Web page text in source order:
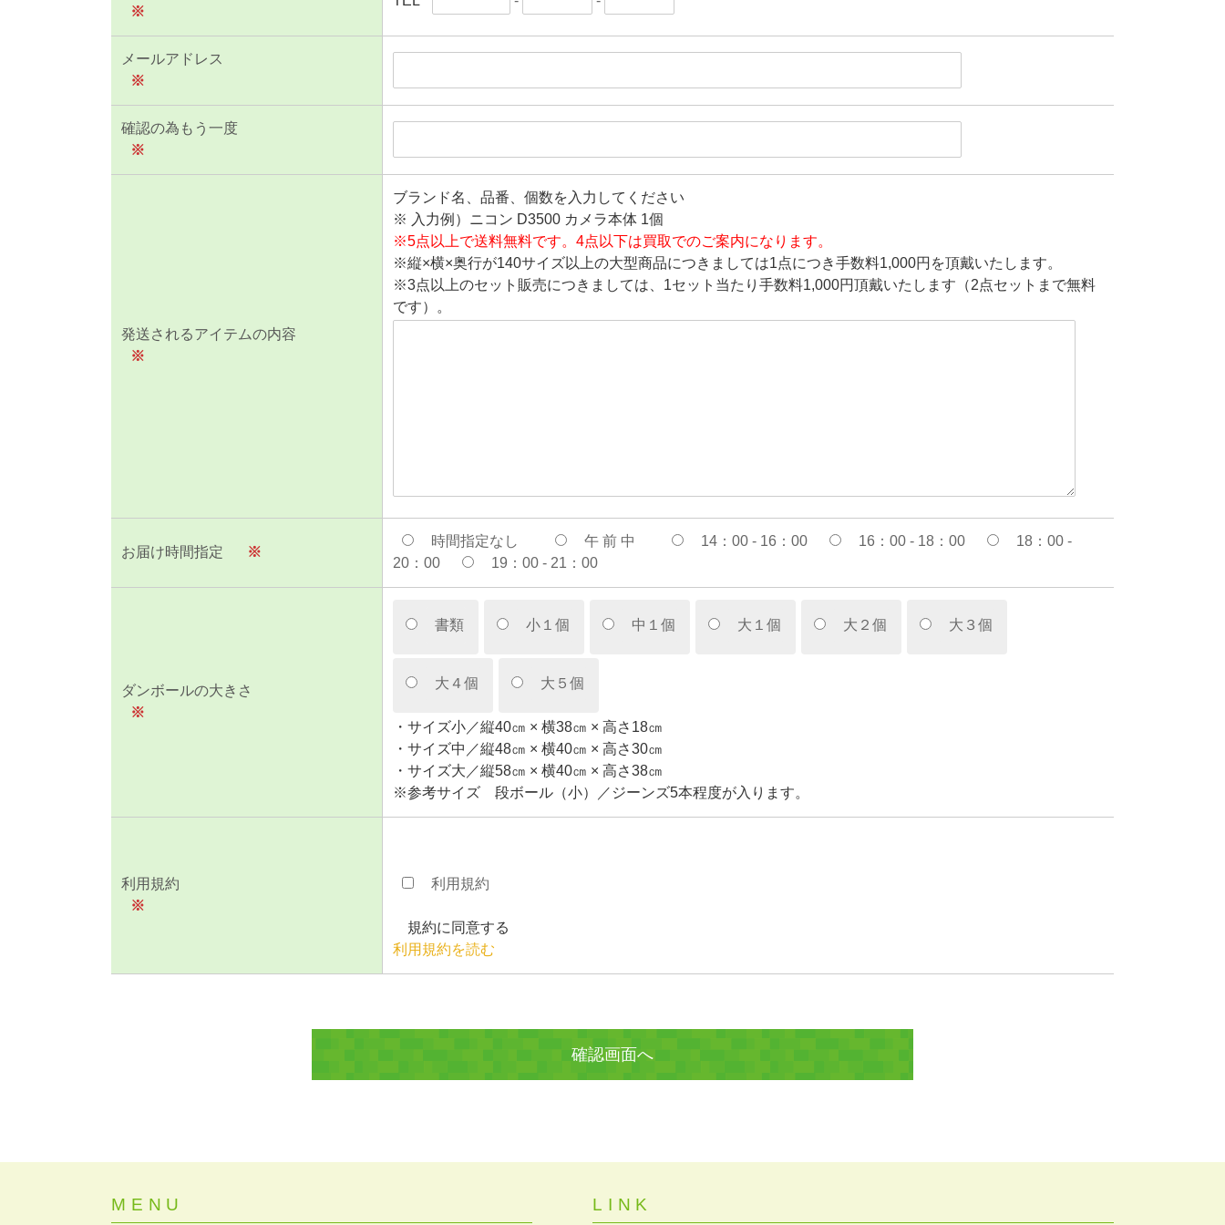
※
メールアドレス
※
確認の為もう一度
※
発送されるアイテムの内容
※
ブランド名、品番、個数を入力してください
※ 入力例）ニコン D3500 カメラ本体 1個
※5点以上で送料無料です。4点以下は買取でのご案内になります。
※縦×横×奥行が140サイズ以上の大型商品につきましては1点につき手数料1,000円を頂戴いたします。
※3点以上のセット販売につきましては、1セット当たり手数料1,000円頂戴いたします（2点セットまで無料
です）。
お届け時間指定 ※
時間指定なし 午 前 中 14：00 - 16：00 16：00 - 18：00
18：00 -
20：00
19：00 - 21：00
ダンボールの大きさ
※
書類 小１個 中１個 大１個 大２個 大３個
大４個 大５個
・サイズ小／縦40㎝ × 横38㎝ × 高さ18㎝
・サイズ中／縦48㎝ × 横40㎝ × 高さ30㎝
・サイズ大／縦58㎝ × 横40㎝ × 高さ38㎝
※参考サイズ 段ボール（小）／ジーンズ5本程度が入ります。
利用規約
※
利用規約
規約に同意する
利用規約を読む
MENU LINK